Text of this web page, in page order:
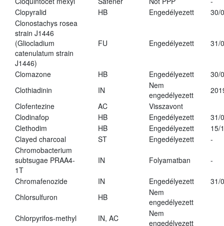
Clopyralid
HB Engedélyezett
30/
Clonostachys rosea
strain J1446
(Gliocladium
catenulatum strain
J1446)
FU Engedélyezett 31/
Clomazone HB Engedélyezett
30/
Clothiadinin
IN
Nem
engedélyezett
Clofentezine
AC
Visszavont
Clodinafop
HB Engedélyezett
31/
Clethodim
HB Engedélyezett
15/
Clayed charcoal
ST Engedélyezett
-
Chromobacterium
subtsugae PRAA4-
1T
IN Folyamatban -
Chromafenozide IN Engedélyezett
31/
Chlorsulfuron
HB
Nem
engedélyezett
Chlorpyrifos-methyl
IN, AC
Nem
engedélyezett